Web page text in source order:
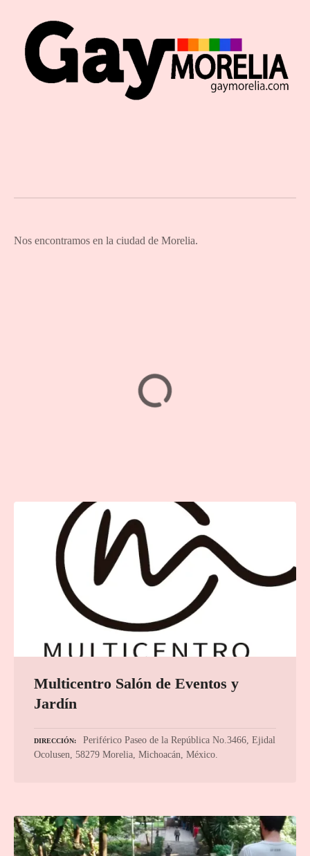
Nos encontramos en la ciudad de Morelia.
Multicentro Salón de Eventos y
Jardín
DIRECCIÓN
Periférico Paseo de la República No.3466, Ejidal
Ocolusen, 58279 Morelia, Michoacán, México.